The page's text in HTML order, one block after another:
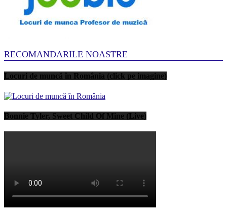
RECOMANDARILE NOASTRE
Locuri de muncă în România (click pe imagine)
Bonnie Tyler, Sweet Child Of Mine (Live)